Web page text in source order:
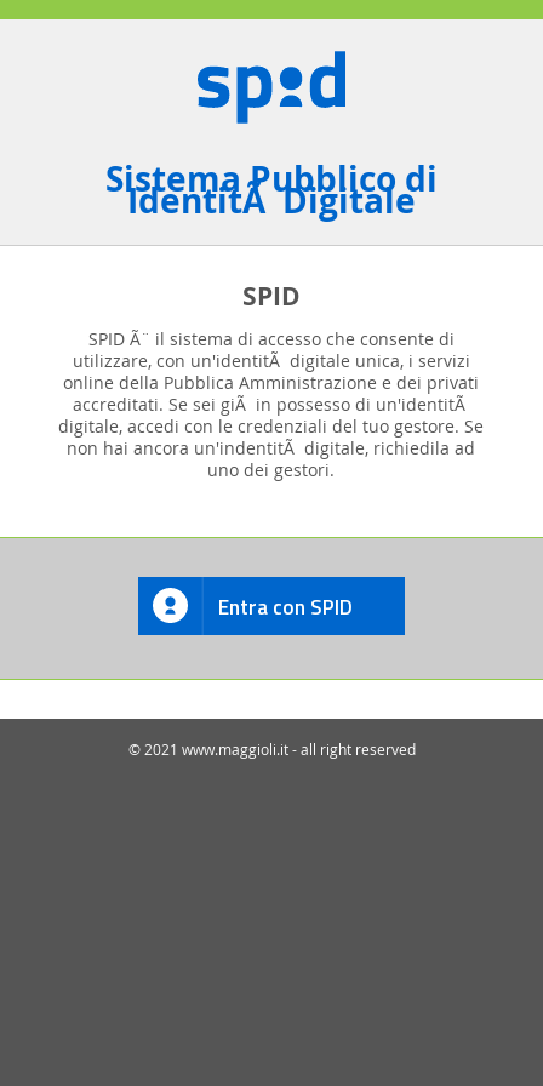
Sistema Pubblico di
IdentitÃ Digitale
SPID
SPID Ã¨ il sistema di accesso che consente di
utilizzare, con un'identitÃ digitale unica, i servizi
online della Pubblica Amministrazione e dei privati
accreditati. Se sei giÃ in possesso di un'identitÃ
digitale, accedi con le credenziali del tuo gestore. Se
non hai ancora un'indentitÃ digitale, richiedila ad
uno dei gestori.
Entra con SPID
© 2021 www.maggioli.it - all right reserved